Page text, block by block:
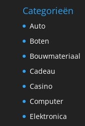
Categorieën
Auto
Boten
Bouwmateriaal
Cadeau
Casino
Computer
Elektronica